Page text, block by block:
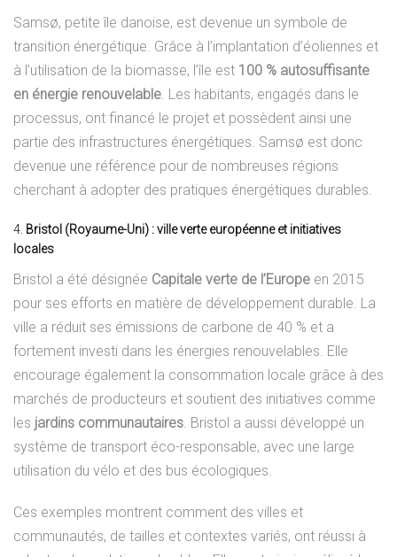
Samsø, petite île danoise, est devenue un symbole de
transition énergétique. Grâce à l’implantation d’éoliennes et
à l’utilisation de la biomasse, l’île est 100 % autosuffisante
en énergie renouvelable. Les habitants, engagés dans le
processus, ont financé le projet et possèdent ainsi une
partie des infrastructures énergétiques. Samsø est donc
devenue une référence pour de nombreuses régions
cherchant à adopter des pratiques énergétiques durables.
4. Bristol (Royaume-Uni) : ville verte européenne et initiatives
locales
Bristol a été désignée Capitale verte de l’Europe en 2015
pour ses efforts en matière de développement durable. La
ville a réduit ses émissions de carbone de 40 % et a
fortement investi dans les énergies renouvelables. Elle
encourage également la consommation locale grâce à des
marchés de producteurs et soutient des initiatives comme
les jardins communautaires. Bristol a aussi développé un
système de transport éco-responsable, avec une large
utilisation du vélo et des bus écologiques.
Ces exemples montrent comment des villes et
communautés, de tailles et contextes variés, ont réussi à